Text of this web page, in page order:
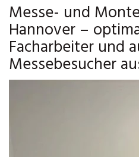
Messe- und
Hannover –
Facharbeiter und
Messebesucher